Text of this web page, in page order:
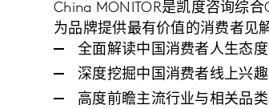
China MONITOR是凯度咨询综
为品牌提供最有价值的消费者见
全面解读中国消费者人生态
深度挖掘中国消费者线上兴
高度前瞻主流行业与相关品